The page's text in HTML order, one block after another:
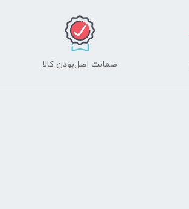
ضمانت اصل‌بودن کالا